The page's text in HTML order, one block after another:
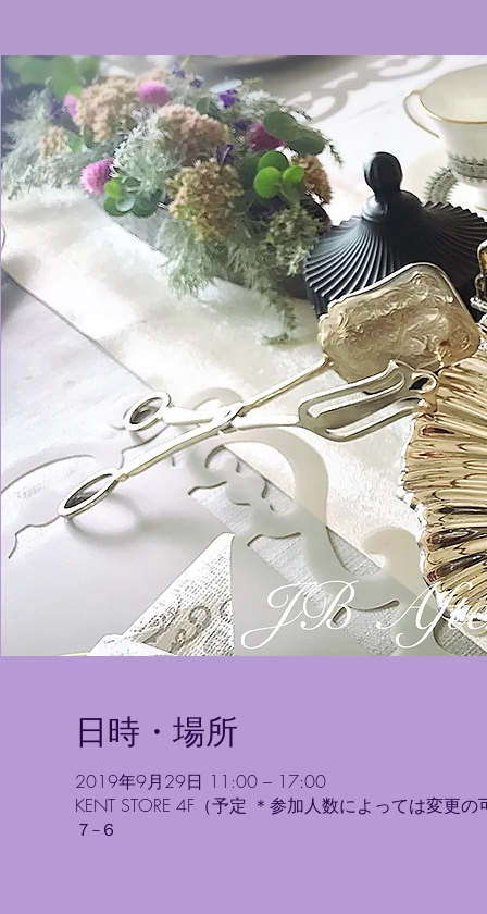
日時・場所
2019年9月29日 11:00 – 17:00
KENT STORE 4F（予定 ＊参加人数によっては変
７−６